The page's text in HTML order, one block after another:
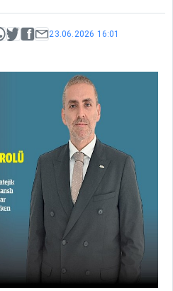
23.06.2026 16:01